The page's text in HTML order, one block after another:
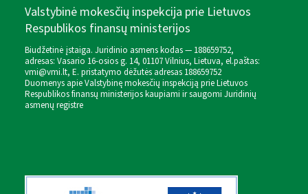
Valstybinė mokesčių inspekcija prie Lietuvos
Respublikos finansų ministerijos
Biudžetinė įstaiga. Juridinio asmens kodas — 188659752,
adresas: Vasario 16-osios g. 14, 01107 Vilnius, Lietuva, el.paštas:
vmi@vmi.lt, E. pristatymo dėžutės adresas 188659752
Duomenys apie Valstybinę mokesčių inspekciją prie Lietuvos
Respublikos finansų ministerijos kaupiami ir saugomi Juridinių
asmenų registre